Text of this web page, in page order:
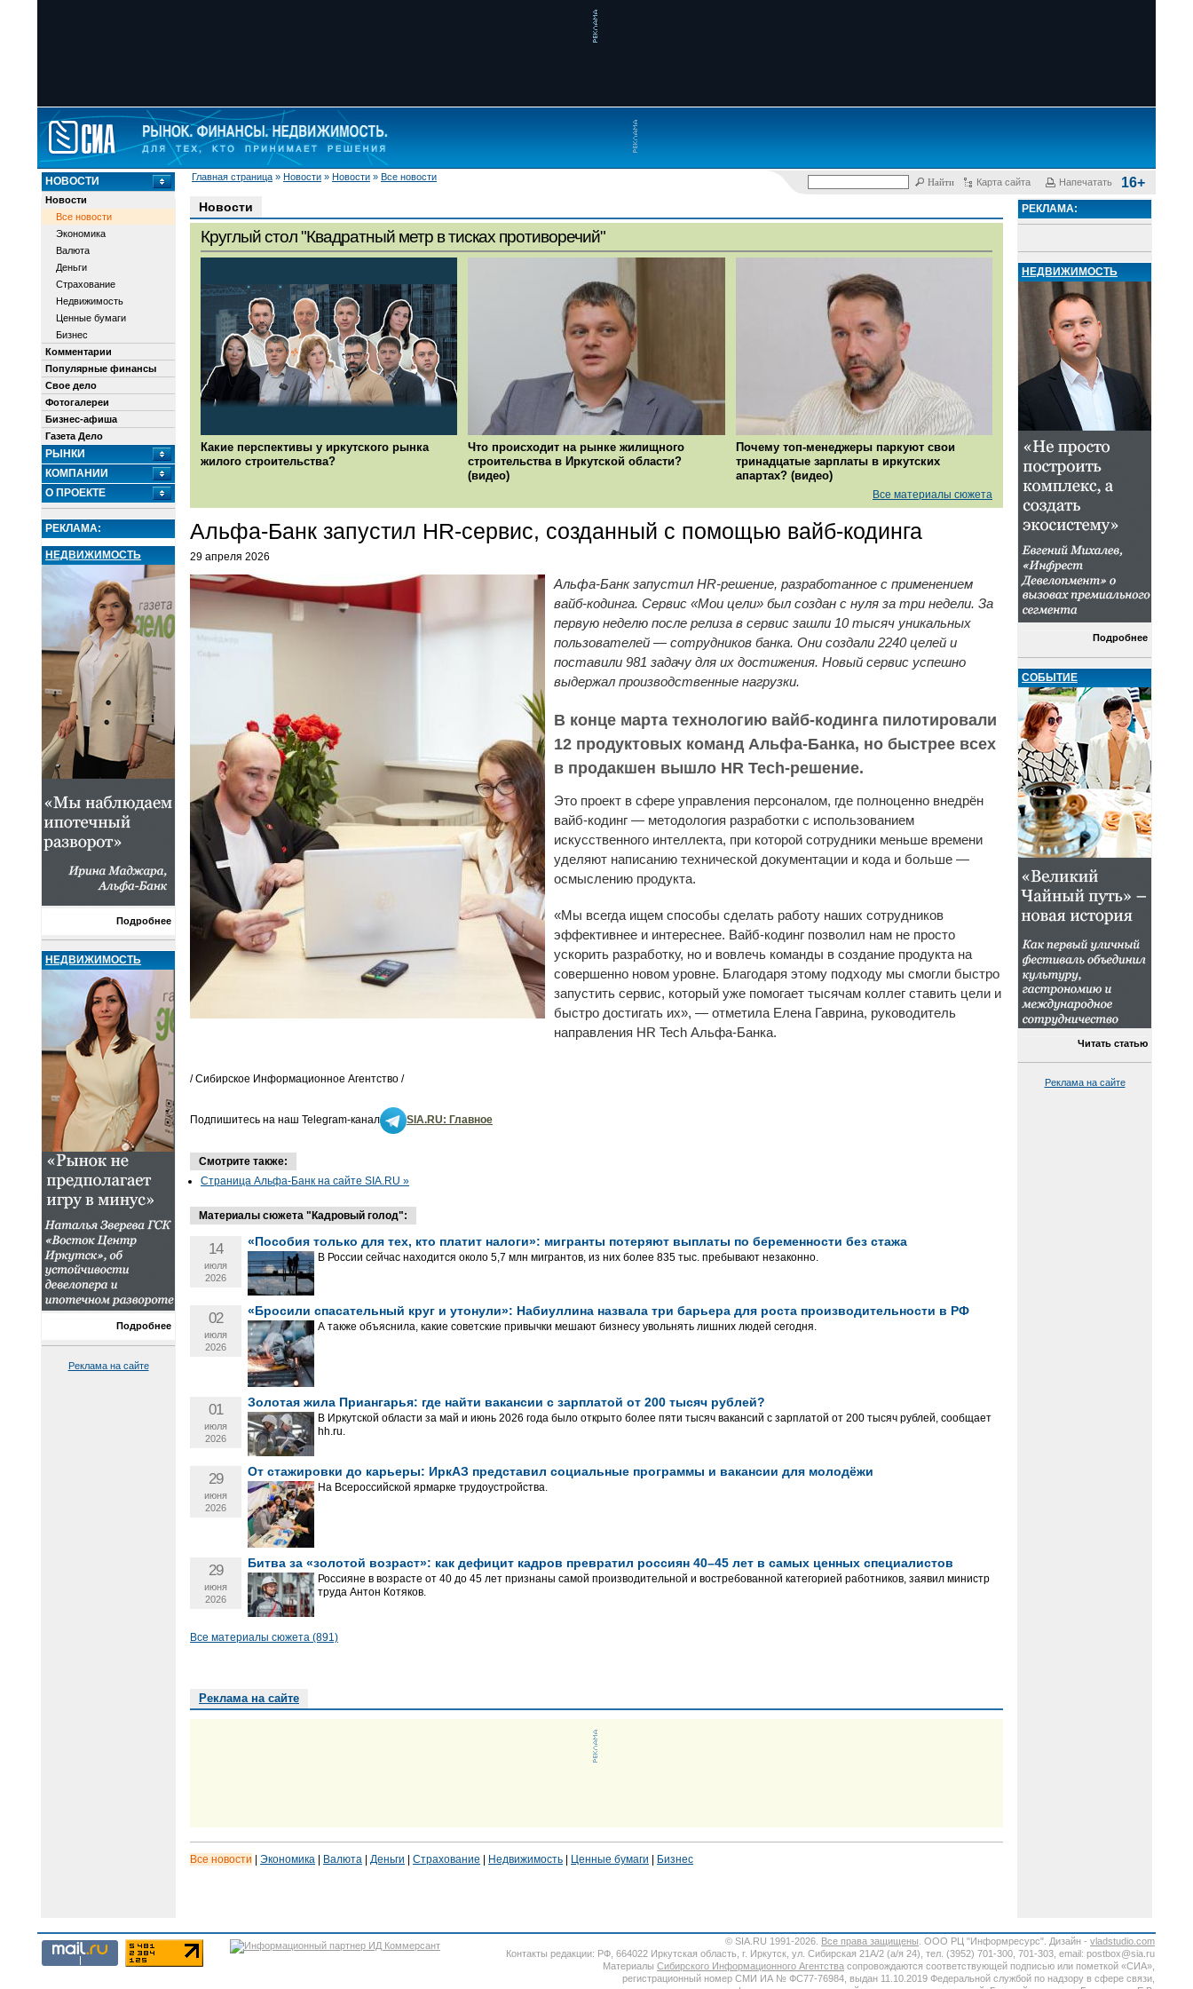
Главная страница » Новости » Новости » Все новости
Карта сайта Напечатать 16+
НОВОСТИ
Новости
Все новости
Экономика
Валюта
Деньги
Страхование
Недвижимость
Ценные бумаги
Бизнес
Комментарии
Популярные финансы
Свое дело
Фотогалереи
Бизнес-афиша
Газета Дело
РЫНКИ
КОМПАНИИ
О ПРОЕКТЕ
РЕКЛАМА:
НЕДВИЖИМОСТЬ
Подробнее
НЕДВИЖИМОСТЬ
Подробнее
Реклама на сайте
Новости
Круглый стол "Квадратный метр в тисках противоречий"
Какие перспективы у иркутского рынка
жилого строительства?
Что происходит на рынке жилищного
строительства в Иркутской области?
(видео)
Почему топ-менеджеры паркуют свои
тринадцатые зарплаты в иркутских
апартах? (видео)
Все материалы сюжета
Альфа-Банк запустил HR-сервис, созданный с помощью вайб-кодинга
29 апреля 2026
Альфа-Банк запустил HR-решение, разработанное с применением
вайб-кодинга. Сервис «Мои цели» был создан с нуля за три недели. За
первую неделю после релиза в сервис зашли 10 тысяч уникальных
пользователей — сотрудников банка. Они создали 2240 целей и
поставили 981 задачу для их достижения. Новый сервис успешно
выдержал производственные нагрузки.
В конце марта технологию вайб-кодинга пилотировали
12 продуктовых команд Альфа-Банка, но быстрее всех
в продакшен вышло HR Tech-решение.
Это проект в сфере управления персоналом, где полноценно внедрён
вайб-кодинг — методология разработки с использованием
искусственного интеллекта, при которой сотрудники меньше времени
уделяют написанию технической документации и кода и больше —
осмыслению продукта.
«Мы всегда ищем способы сделать работу наших сотрудников
эффективнее и интереснее. Вайб-кодинг позволил нам не просто
ускорить разработку, но и вовлечь команды в создание продукта на
совершенно новом уровне. Благодаря этому подходу мы смогли быстро
запустить сервис, который уже помогает тысячам коллег ставить цели и
быстро достигать их», — отметила Елена Гаврина, руководитель
направления HR Tech Альфа-Банка.
/ Сибирское Информационное Агентство /
Подпишитесь на наш Telegram-канал SIA.RU: Главное
Смотрите также:
Страница Альфа-Банк на сайте SIA.RU »
Материалы сюжета "Кадровый голод":
14
июля
2026
«Пособия только для тех, кто платит налоги»: мигранты потеряют выплаты по беременности без стажа
В России сейчас находится около 5,7 млн мигрантов, из них более 835 тыс. пребывают незаконно.
02
июля
2026
«Бросили спасательный круг и утонули»: Набиуллина назвала три барьера для роста производительности в РФ
А также объяснила, какие советские привычки мешают бизнесу увольнять лишних людей сегодня.
01
июля
2026
Золотая жила Приангарья: где найти вакансии с зарплатой от 200 тысяч рублей?
В Иркутской области за май и июнь 2026 года было открыто более пяти тысяч вакансий с зарплатой от 200 тысяч рублей, сообщает
hh.ru.
29
июня
2026
От стажировки до карьеры: ИркАЗ представил социальные программы и вакансии для молодёжи
На Всероссийской ярмарке трудоустройства.
29
июня
2026
Битва за «золотой возраст»: как дефицит кадров превратил россиян 40–45 лет в самых ценных специалистов
Россияне в возрасте от 40 до 45 лет признаны самой производительной и востребованной категорией работников, заявил министр
труда Антон Котяков.
Все материалы сюжета (891)
Реклама на сайте
Все новости Экономика Валюта Деньги Страхование Недвижимость Ценные бумаги Бизнес
РЕКЛАМА:
НЕДВИЖИМОСТЬ
Подробнее
СОБЫТИЕ
Читать статью
Реклама на сайте
© SIA.RU 1991-2026. Все права защищены . ООО РЦ "Информресурс". Дизайн - vladstudio.com
Контакты редакции: РФ, 664022 Иркутская область, г. Иркутск, ул. Сибирская 21А/2 (а/я 24), тел. (3952) 701-300, 701-303, email: postbox@sia.ru
Материалы Сибирского Информационного Агентства сопровождаются соответствующей подписью или пометкой «СИА»,
регистрационный номер СМИ ИА № ФС77-76984, выдан 11.10.2019 Федеральной службой по надзору в сфере связи,